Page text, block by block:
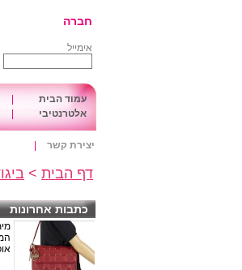
חברה
אימייל
עמוד הבית
אלטרנטיבי
יצירת קשר
דף הבית >
כתבות אחרונות